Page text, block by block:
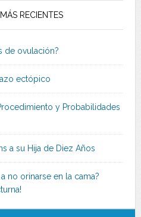
RECIENTES
de ovulación?
ectópico
y Probabilidades
a su Hija de Diez Años
no orinarse en la cama?